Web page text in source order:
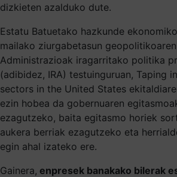
dizkieten azalduko dute.
Estatu Batuetako hazkunde
mailako ziurgabetasun
Administrazioak iragarritako politika
(adibidez, IRA) testuinguruan, Taping
sectors in the United States
ezin hobea da gobernuaren
ezagutzeko, baita egitasmo horiek
aukera berriak ezagutzeko eta
egin ahal izateko ere.
Gainera, enpresek banakako bilerak